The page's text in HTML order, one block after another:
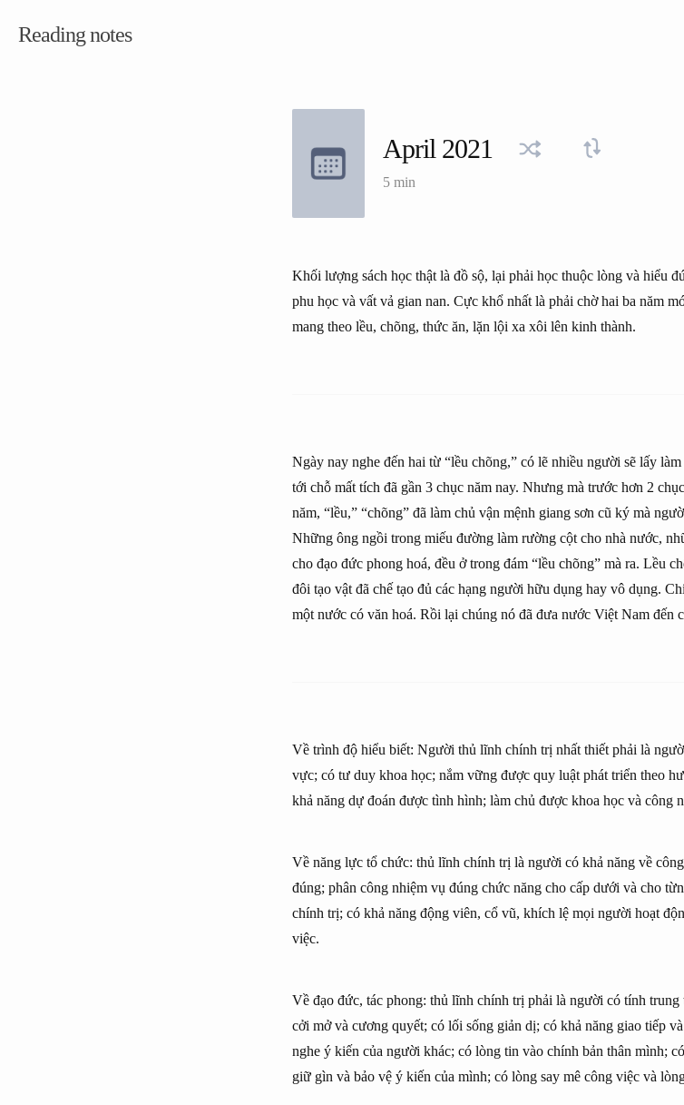
Reading notes
April 2021
5 min
Khối lượng sách học thật là đồ sộ, lại phải học thuộc lòng và hiểu
phu học và vất vả gian nan. Cực khổ nhất là phải chờ hai ba năm
mang theo lều, chõng, thức ăn, lặn lội xa xôi lên kinh thành.
Ngày nay nghe đến hai từ “lều chõng,” có lẽ nhiều người sẽ lấy
tới chỗ mất tích đã gần 3 chục năm nay. Nhưng mà trước hơn 2
năm, “lều,” “chõng” đã làm chủ vận mệnh giang sơn cũ ký mà
Những ông ngồi trong miếu đường làm rường cột cho nhà nước,
cho đạo đức phong hoá, đều ở trong đám “lều chõng” mà ra. Lều
đôi tạo vật đã chế tạo đủ các hạng người hữu dụng hay vô dụng.
một nước có văn hoá. Rồi lại chúng nó đã đưa nước Việt Nam đến
Về trình độ hiểu biết: Người thủ lĩnh chính trị nhất thiết phải là
vực; có tư duy khoa học; nắm vững được quy luật phát triển theo
khả năng dự đoán được tình hình; làm chủ được khoa học và công
Về năng lực tổ chức: thủ lĩnh chính trị là người có khả năng về
đúng; phân công nhiệm vụ đúng chức năng cho cấp dưới và cho
chính trị; có khả năng động viên, cổ vũ, khích lệ mọi người hoạt
việc.
Về đạo đức, tác phong: thủ lĩnh chính trị phải là người có tính
cởi mở và cương quyết; có lối sống giản dị; có khả năng giao tiếp
nghe ý kiến của người khác; có lòng tin vào chính bản thân mình;
giữ gìn và bảo vệ ý kiến của mình; có lòng say mê công việc và